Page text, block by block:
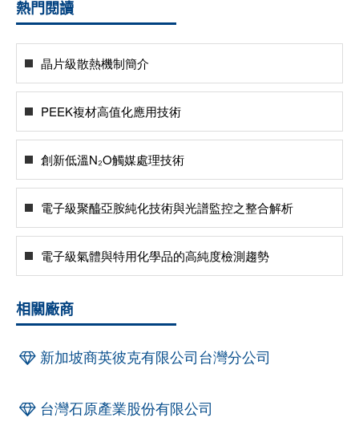
熱門閱讀
晶片級散熱機制簡介
PEEK複材高值化應用技術
創新低溫N₂O觸媒處理技術
電子級聚醯亞胺純化技術與光譜監控之整合解析
電子級氣體與特用化學品的高純度檢測趨勢
相關廠商
新加坡商英彼克有限公司台灣分公司
台灣石原產業股份有限公司